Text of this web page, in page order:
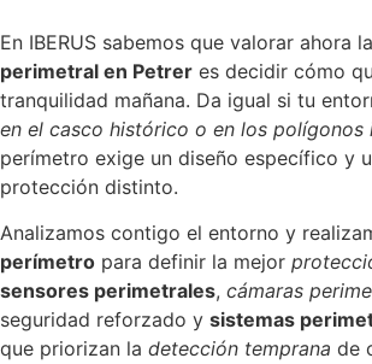
En IBERUS sabemos que valorar ahora la
perimetral en Petrer es decidir cómo
tranquilidad mañana. Da igual si tu
en el casco histórico o en los polígonos
perímetro exige un diseño específico y
protección distinto.
Analizamos contigo el entorno y
perímetro para definir la mejor
sensores perimetrales, cámaras
seguridad reforzado y sistemas
que priorizan la detección temprana de